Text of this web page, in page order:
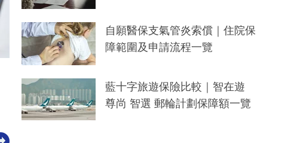
自願醫保支氣管炎索償｜住院保
障範圍及申請流程一覽
藍十字旅遊保險比較｜智在遊
尊尚 智選 郵輪計劃保障額一覽